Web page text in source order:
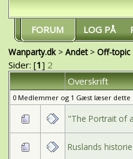
FORUM LOG PÅ
Wanparty.dk> Andet> Off-topic
Sider: [1] 2
Overskrift
0 Medlemmer og 1 Gæst læser dette
"The Portrait of
Ruslands